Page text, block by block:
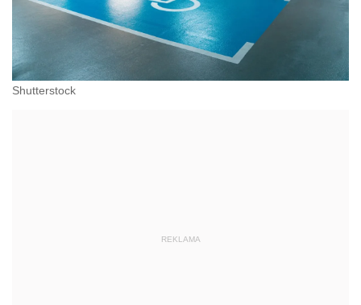
Shutterstock